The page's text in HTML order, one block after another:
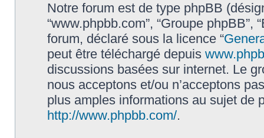
Notre forum est de type phpBB
“www.phpbb.com”, “Groupe
forum, déclaré sous la licence “
peut être téléchargé depuis
discussions basées sur internet. Le
nous acceptons et/ou n’acceptons
plus amples informations au sujet de
http://www.phpbb.com/.